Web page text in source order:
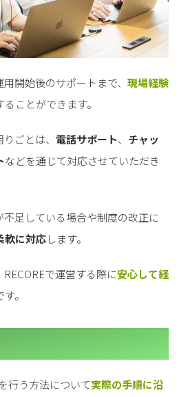
開始後のサポートまで、 現場経験
ることができます。
ごとは、 電話サポート、 チャッ
などを通じて対応させていただき
不足している場合や制度の改正に
軟に対応します。
で運営する際に安心して経
す。
行う方法について実際の手順に沿